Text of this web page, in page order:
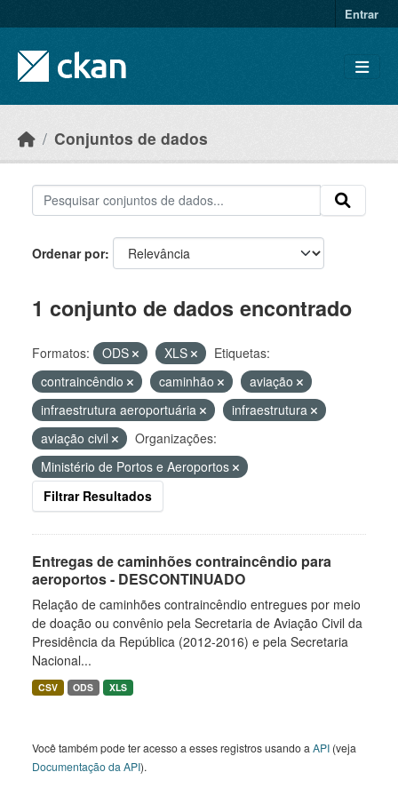
Entrar
Conjuntos de dados
Ordenar por
1 conjunto de dados encontrado
Formatos: ODS XLS
Etiquetas:
contraincêndio
caminhão
aviação
infraestrutura aeroportuária
infraestrutura
aviação civil
Organizações:
Ministério de Portos e Aeroportos
Filtrar Resultados
Entregas de caminhões contraincêndio para
aeroportos - DESCONTINUADO
Relação de caminhões contraincêndio entregues por meio
de doação ou convênio pela Secretaria de Aviação Civil da
Presidência da República (2012-2016) e pela Secretaria
Nacional...
CSV ODS XLS
Você também pode ter acesso a esses registros usando a API (veja
Documentação da API).